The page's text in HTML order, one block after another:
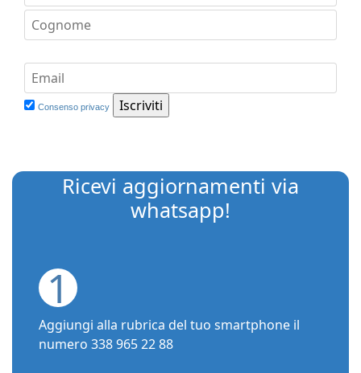
Consenso privacy
Ricevi aggiornamenti via
whatsapp!
1
Aggiungi alla rubrica del tuo smartphone il
numero 338 965 22 88